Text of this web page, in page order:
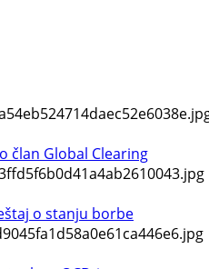
član Global Clearing
o stanju borbe